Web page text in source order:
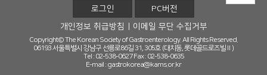
로그인
PC버전
개인정보 취급방침
이메일 무단 수집거부
Copyright© The Korean Society of Gastroenterology. All Rights Reserved.
06193 서울특별시 강남구 선릉로86길 31, 305호 (대치동, 롯데골드로즈빌Ⅱ)
Tel : 02-538-0627 Fax : 02-538-0635
E-mail : gastrokorea@kams.or.kr